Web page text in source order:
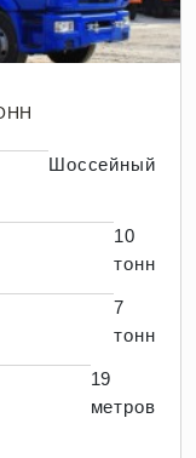
Шоссейный
10
тонн
7
тонн
19
метров